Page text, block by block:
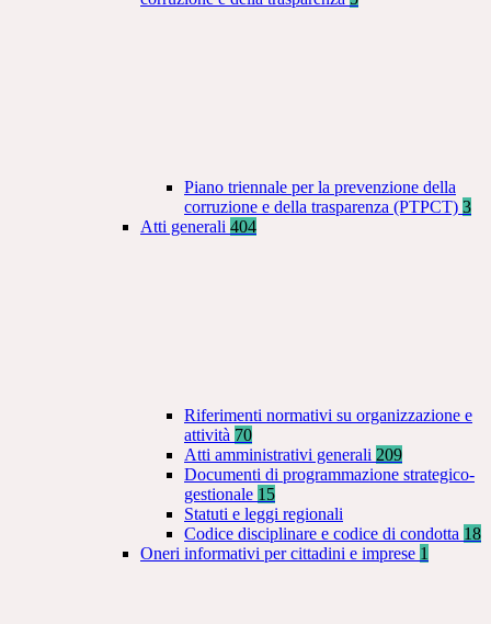
Piano triennale per la prevenzione della
corruzione e della trasparenza (PTPCT) 3
Atti generali 404
Riferimenti normativi su organizzazione e
attività 70
Atti amministrativi generali 209
Documenti di programmazione strategico-
gestionale 15
Statuti e leggi regionali
Codice disciplinare e codice di condotta 18
Oneri informativi per cittadini e imprese 1